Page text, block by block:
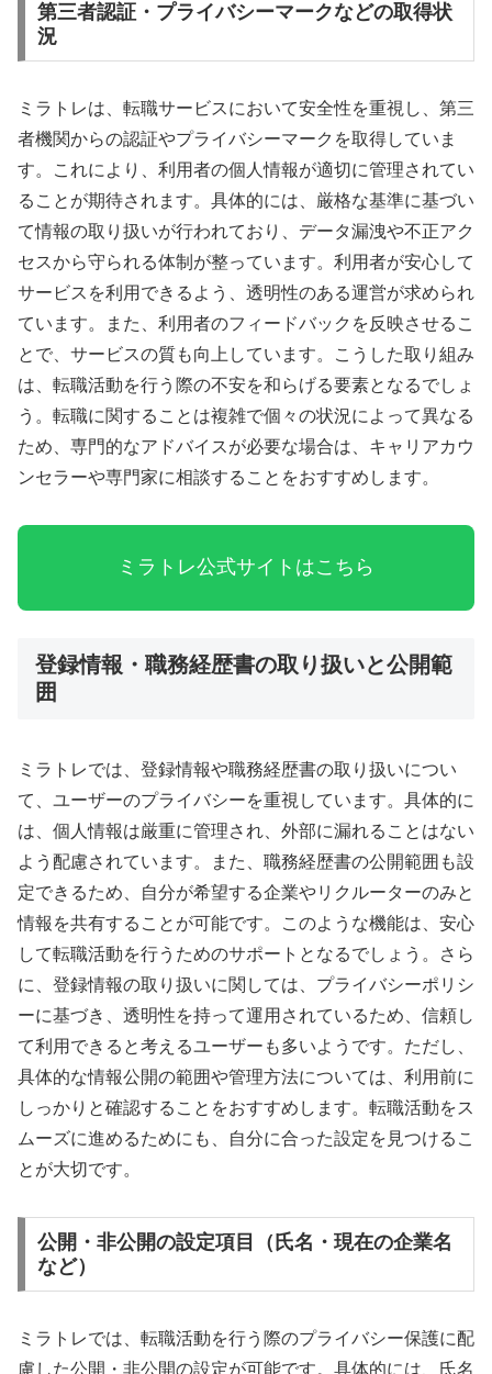
第三者認証・プライバシーマークなどの取得状
況
ミラトレは、転職サービスにおいて安全性を重視し、第三
者機関からの認証やプライバシーマークを取得していま
す。これにより、利用者の個人情報が適切に管理されてい
ることが期待されます。具体的には、厳格な基準に基づい
て情報の取り扱いが行われており、データ漏洩や不正アク
セスから守られる体制が整っています。利用者が安心して
サービスを利用できるよう、透明性のある運営が求められ
ています。また、利用者のフィードバックを反映させるこ
とで、サービスの質も向上しています。こうした取り組み
は、転職活動を行う際の不安を和らげる要素となるでしょ
う。転職に関することは複雑で個々の状況によって異なる
ため、専門的なアドバイスが必要な場合は、キャリアカウ
ンセラーや専門家に相談することをおすすめします。
ミラトレ公式サイトはこちら
登録情報・職務経歴書の取り扱いと公開範
囲
ミラトレでは、登録情報や職務経歴書の取り扱いについ
て、ユーザーのプライバシーを重視しています。具体的に
は、個人情報は厳重に管理され、外部に漏れることはない
よう配慮されています。また、職務経歴書の公開範囲も設
定できるため、自分が希望する企業やリクルーターのみと
情報を共有することが可能です。このような機能は、安心
して転職活動を行うためのサポートとなるでしょう。さら
に、登録情報の取り扱いに関しては、プライバシーポリシ
ーに基づき、透明性を持って運用されているため、信頼し
て利用できると考えるユーザーも多いようです。ただし、
具体的な情報公開の範囲や管理方法については、利用前に
しっかりと確認することをおすすめします。転職活動をス
ムーズに進めるためにも、自分に合った設定を見つけるこ
とが大切です。
公開・非公開の設定項目（氏名・現在の企業名
など）
ミラトレでは、転職活動を行う際のプライバシー保護に配
慮した公開・非公開の設定が可能です。具体的には、氏名